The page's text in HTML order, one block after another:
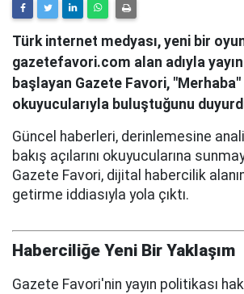
Türk internet medyası, yeni bir
gazetefavori.com alan adıyla
başlayan Gazete Favori,
okuyucularıyla buluştuğunu
Güncel haberleri, derinlemesine
bakış açılarını okuyucularına
Gazete Favori, dijital habercilik
getirme iddiasıyla yola çıktı.
Haberciliğe Yeni Bir Yaklaşım
Gazete Favori'nin yayın politikası